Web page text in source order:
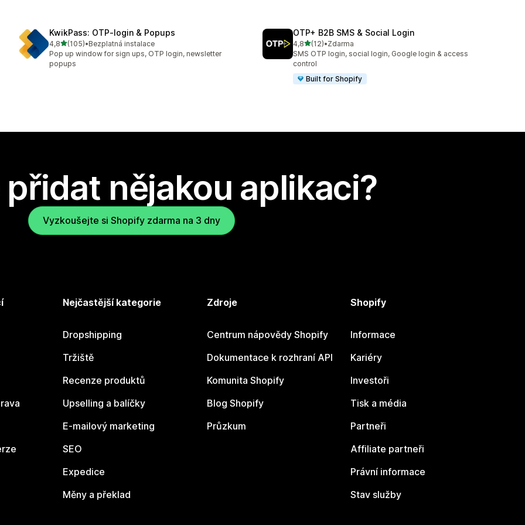
KwikPass: OTP‑login & Popups
4,8z 5 hvězd
(105)
Celkový počet recenzí: 105
•Bezplatná instalace
Pop up window for sign ups, OTP login, newsletter
popups
OTP+ B2B SMS & Social Login
4,8z 5 hvězd
(12)
Celkový počet recenzí: 12
•Zdarma
SMS OTP login, social login, Google login & access
control
Built for Shopify
nějakou aplikaci?
Vyzkoušejte si Shopify zdarma na 3 dny
Nejčastější kategorie
Dropshipping
Tržiště
Recenze produktů
Upselling a balíčky
E-mailový marketing
SEO
Expedice
Měny a překlad
Zdroje
Centrum nápovědy Shopify
Dokumentace k rozhraní API
Komunita Shopify
Blog Shopify
Průzkum
Shopify
Informace
Kariéry
Investoři
Tisk a média
Partneři
Affiliate partneři
Právní informace
Stav služby